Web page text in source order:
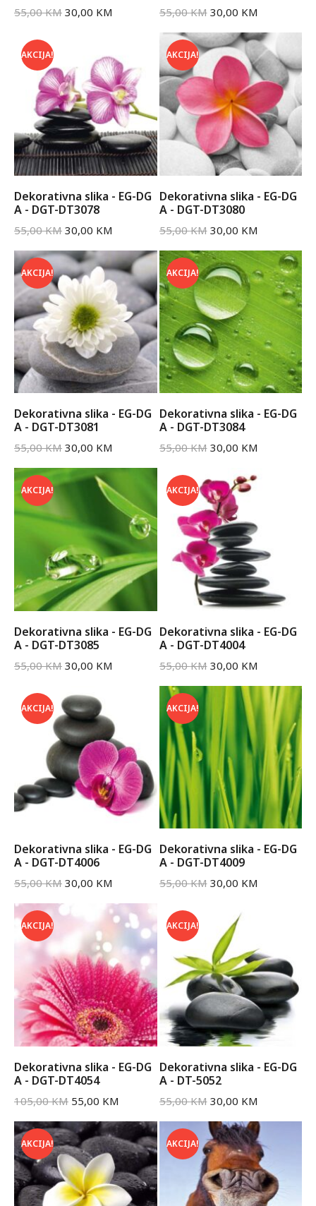
55,00KM 30,00 KM 55,00KM 30,00 KM
AKCIJA!
Dekorativna slika - EG-DG
A - DGT-DT3078
55,00KM 30,00 KM
AKCIJA!
Dekorativna slika - EG-DG
A - DGT-DT3080
55,00KM 30,00 KM
AKCIJA!
Dekorativna slika - EG-DG
A - DGT-DT3081
55,00KM 30,00 KM
AKCIJA!
Dekorativna slika - EG-DG
A - DGT-DT3084
55,00KM 30,00 KM
AKCIJA!
Dekorativna slika - EG-DG
A - DGT-DT3085
55,00KM 30,00 KM
AKCIJA!
Dekorativna slika - EG-DG
A - DGT-DT4004
55,00KM 30,00 KM
AKCIJA!
Dekorativna slika - EG-DG
A - DGT-DT4006
55,00KM 30,00 KM
AKCIJA!
Dekorativna slika - EG-DG
A - DGT-DT4009
55,00KM 30,00 KM
AKCIJA!
Dekorativna slika - EG-DG
A - DGT-DT4054
105,00KM 55,00 KM
AKCIJA!
Dekorativna slika - EG-DG
A - DT-5052
55,00KM 30,00 KM
AKCIJA! AKCIJA!